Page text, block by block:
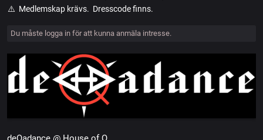
⚠️ Medlemskap krävs. Dresscode finns.
Du måste logga in för att kunna anmäla intresse.